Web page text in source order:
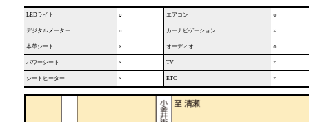
LEDライト ○
デジタルメーター ○
本革シート ×
パワーシート ×
シートヒーター ×
エアコン ○
カーナビゲーション ×
オーディオ ○
TV ×
ETC ×